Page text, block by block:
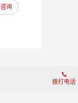
询
拨打电话